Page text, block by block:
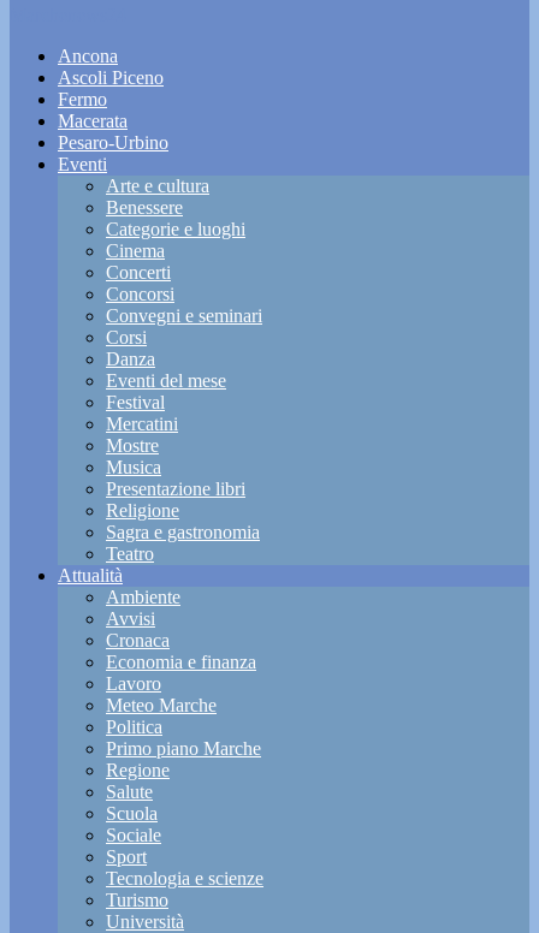
Ancona
Ascoli Piceno
Fermo
Macerata
Pesaro-Urbino
Eventi
Arte e cultura
Benessere
Categorie e luoghi
Cinema
Concerti
Concorsi
Convegni e seminari
Corsi
Danza
Eventi del mese
Festival
Mercatini
Mostre
Musica
Presentazione libri
Religione
Sagra e gastronomia
Teatro
Attualità
Ambiente
Avvisi
Cronaca
Economia e finanza
Lavoro
Meteo Marche
Politica
Primo piano Marche
Regione
Salute
Scuola
Sociale
Sport
Tecnologia e scienze
Turismo
Università